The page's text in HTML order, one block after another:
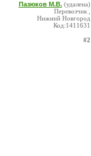
Пазюков М.В. (удалена)
Перевозчик ,
Нижний Новгород
Код:1411631
#2